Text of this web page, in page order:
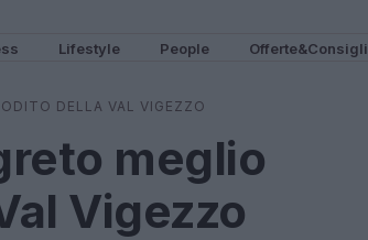
Lifestyle People Offerte&Consigli
DELLA VAL VIGEZZO
meglio
Vigezzo